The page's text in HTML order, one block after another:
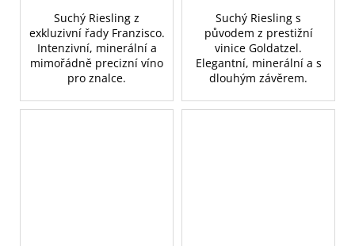
Suchý Riesling z
exkluzivní řady Franzisco.
Intenzivní, minerální a
mimořádně precizní víno
pro znalce.
Suchý Riesling s
původem z prestižní
vinice Goldatzel.
Elegantní, minerální a s
dlouhým závěrem.